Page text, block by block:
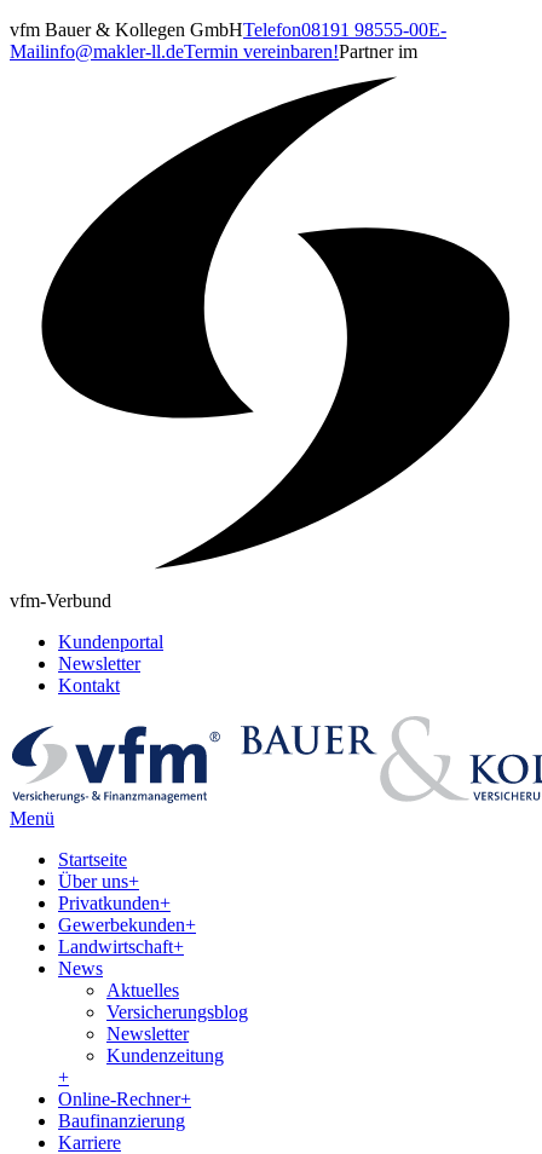
vfm Bauer & Kollegen GmbHTelefon08191 98555-00E-
Mailinfo@makler-ll.deTermin vereinbaren!Partner im
vfm-Verbund
Kundenportal
Newsletter
Kontakt
Menü
Startseite
Über uns+
Privatkunden+
Gewerbekunden+
Landwirtschaft+
News
Aktuelles
Versicherungsblog
Newsletter
Kundenzeitung
+
Online-Rechner+
Baufinanzierung
Karriere